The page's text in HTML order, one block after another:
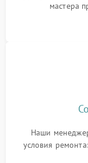
мастера
Наши
условия